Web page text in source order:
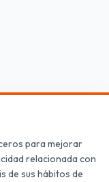
para mejorar
relacionada con
de sus hábitos de